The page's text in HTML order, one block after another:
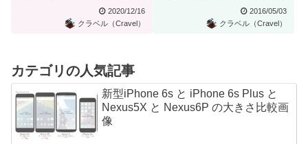
2020/12/16
クラベル（Cravel）
2016/05/03
クラベル（Cravel）
カテゴリの人気記事
新型iPhone 6s と iPhone 6s Plus と
Nexus5X と Nexus6P の大きさ比較画
像